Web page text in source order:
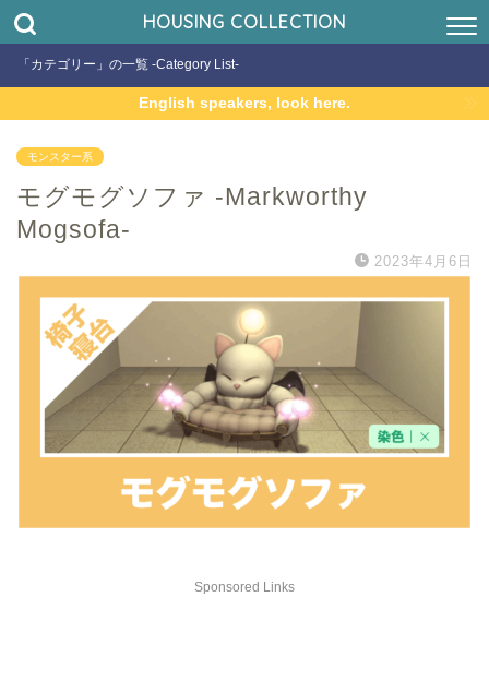
HOUSING COLLECTION
「カテゴリー」の一覧 -Category List-
English speakers, look here.
モンスター系
モグモグソファ -Markworthy
Mogsofa-
2023年4月6日
Sponsored Links